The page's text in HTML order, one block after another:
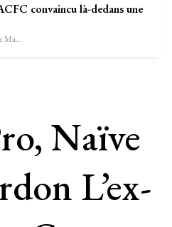
convaincu là-dedans une
Sébastien-Étienne Marechal
Naïve
L’ex-